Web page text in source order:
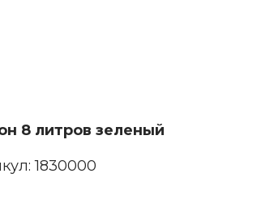
8 литров зеленый
1830000